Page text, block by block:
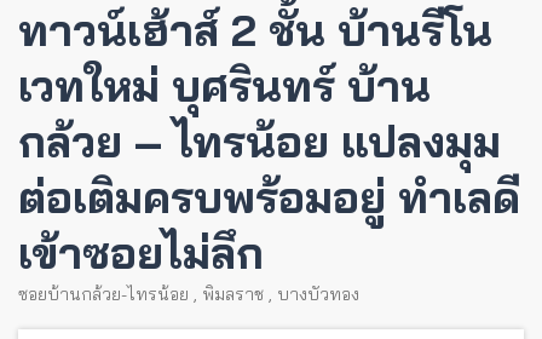
ทาวน์เฮ้าส์ 2 ชั้น บ้านรีโน
เวทใหม่ บุศรินทร์ บ้าน
กล้วย – ไทรน้อย แปลงมุม
ต่อเติมครบพร้อมอยู่ ทำเลดี
เข้าซอยไม่ลึก
ซอยบ้านกล้วย-ไทรน้อย , พิมลราช , บางบัวทอง